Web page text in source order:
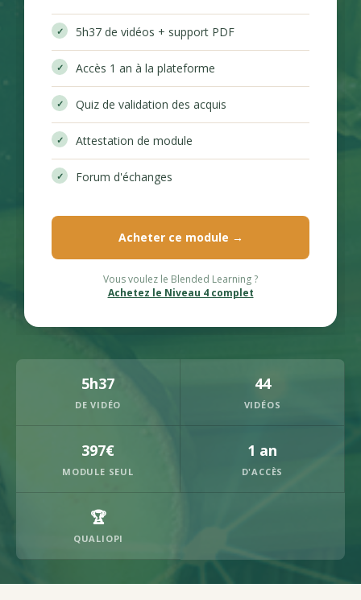
5h37 de vidéos + support PDF
Accès 1 an à la plateforme
Quiz de validation des acquis
Attestation de module
Forum d'échanges
Acheter ce module →
Vous voulez le Blended Learning ?
Achetez le Niveau 4 complet
5h37
DE VIDÉO
44
VIDÉOS
397€
MODULE SEUL
1 an
D'ACCÈS
🏆
QUALIOPI